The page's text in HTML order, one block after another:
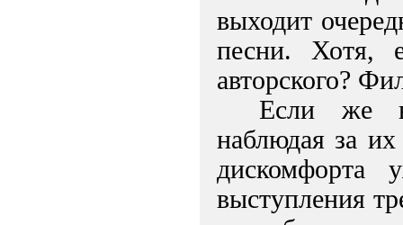
выходит
песни. Хотя,
авторского?
Если же
наблюдая за их
выступления